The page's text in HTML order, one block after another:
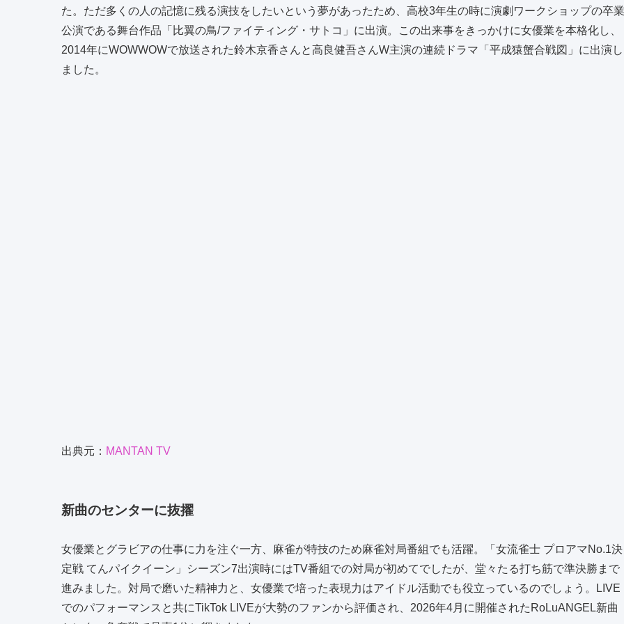
た。ただ多くの人の記憶に残る演技をしたいという夢があったため、高校3年生の時に演劇ワークショップの卒業
公演である舞台作品「比翼の鳥/ファイティング・サトコ」に出演。この出来事をきっかけに女優業を本格化し、
2014年にWOWWOWで放送された鈴木京香さんと高良健吾さんW主演の連続ドラマ「平成猿蟹合戦図」に出演し
ました。
出典元： MANTAN TV
新曲のセンターに抜擢
女優業とグラビアの仕事に力を注ぐ一方、麻雀が特技のため麻雀対局番組でも活躍。「女流雀士 プロアマNo.1決
定戦 てんパイクイーン」シーズン7出演時にはTV番組での対局が初めてでしたが、堂々たる打ち筋で準決勝まで
進みました。対局で磨いた精神力と、女優業で培った表現力はアイドル活動でも役立っているのでしょう。LIVE
でのパフォーマンスと共にTikTok LIVEが大勢のファンから評価され、2026年4月に開催されたRoLuANGEL新曲